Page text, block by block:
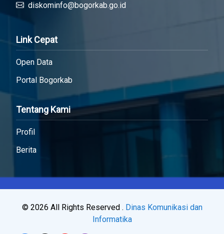
diskominfo@bogorkab.go.id
Link Cepat
Open Data
Portal Bogorkab
Tentang Kami
Profil
Berita
© 2026 All Rights Reserved . Dinas Komunikasi dan
Informatika